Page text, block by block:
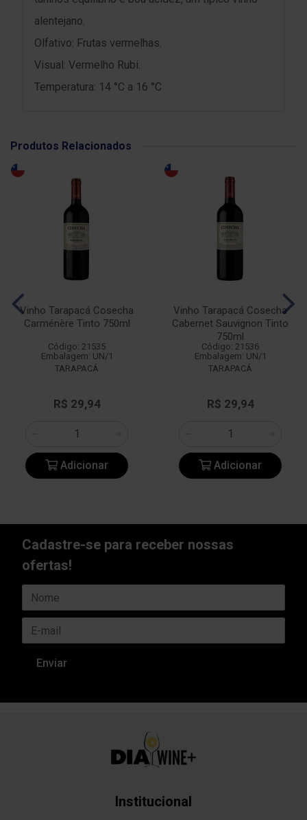
alentejano.
Olfativo: Frutas vermelhas.
Visual: Vermelho Rubi.
Temperatura: 14 °C a 16 °C
Produtos Relacionados
Vinho Tarapacá Cosecha
Carménère Tinto 750ml
Código: 21535
Embalagem: UN/1
TARAPACÁ
R$ 29,94
Adicionar
Vinho Tarapacá Cosecha
Cabernet Sauvignon Tinto
750ml
Código: 21536
Embalagem: UN/1
TARAPACÁ
R$ 29,94
Adicionar
Cadastre-se para receber nossas
ofertas!
Institucional